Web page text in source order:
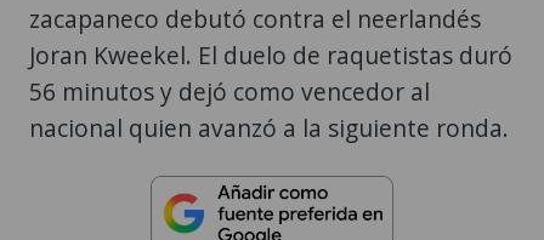
zacapaneco debutó contra el neerlandés
Joran Kweekel. El duelo de raquetistas duró
56 minutos y dejó como vencedor al
nacional quien avanzó a la siguiente ronda.